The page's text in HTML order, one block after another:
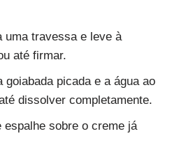
uma travessa e leve à
até firmar.
goiabada picada e a água ao
dissolver completamente.
espalhe sobre o creme já